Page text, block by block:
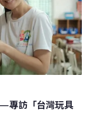
驗的「餐桌上的博
，搭配以永續與低碳
採買中，潛移默化參
示：「最好的食農教
專訪「台灣玩具